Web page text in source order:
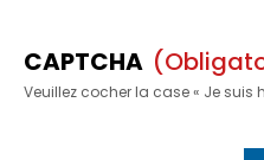
CAPTCHA
Veuillez cocher la case « Je suis